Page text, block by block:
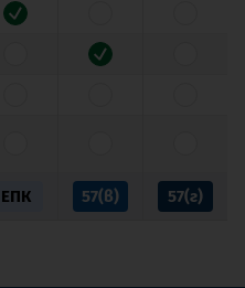
ЕПК 57(в) 57(г)